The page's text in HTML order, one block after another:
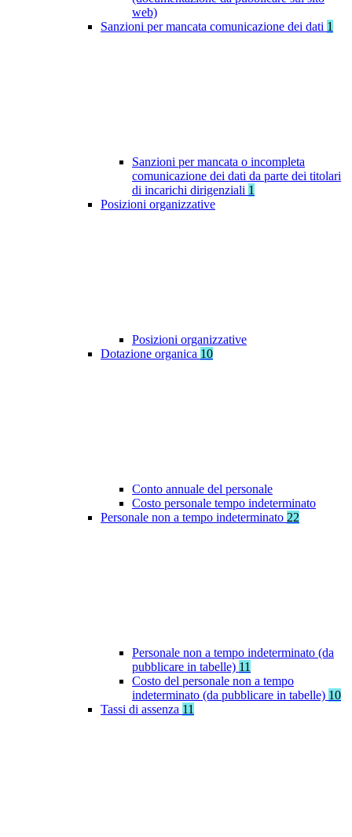
web)
Sanzioni per mancata comunicazione dei dati 1
Sanzioni per mancata o incompleta
comunicazione dei dati da parte dei titolari
di incarichi dirigenziali 1
Posizioni organizzative
Posizioni organizzative
Dotazione organica 10
Conto annuale del personale
Costo personale tempo indeterminato
Personale non a tempo indeterminato 22
Personale non a tempo indeterminato (da
pubblicare in tabelle) 11
Costo del personale non a tempo
indeterminato (da pubblicare in tabelle) 10
Tassi di assenza 11